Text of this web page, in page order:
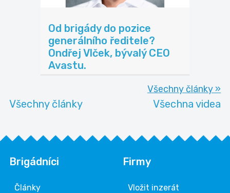
Od brigády do pozice
generálního ředitele?
Ondřej Vlček, bývalý CEO
Avastu.
Všechny články »
Všechny články Všechna videa
Brigádníci
Články
Firmy
Vložit inzerát